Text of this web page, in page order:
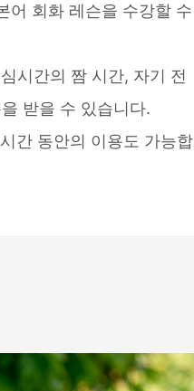
어 회화 레슨을 수강할 수
시간의 짬 시간, 자기 전
받을 수 있습니다.
간 동안의 이용도 가능합